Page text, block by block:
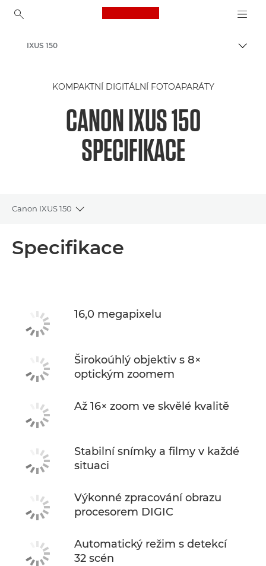
Canon Logo, back to
IXUS 150
KOMPAKTNÍ DIGITÁLNÍ FOTOAPARÁTY
CANON IXUS 150
SPECIFIKACE
Canon IXUS 150
Toggle breadcrumbs
Specifikace
16,0 megapixelu
Širokoúhlý objektiv s 8×
optickým zoomem
Až 16× zoom ve skvělé kvalitě
Stabilní snímky a filmy v každé
situaci
Výkonné zpracování obrazu
procesorem DIGIC
Automatický režim s detekcí
32 scén